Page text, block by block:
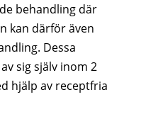
behandling där
kan därför även
Dessa
sig själv inom 2
hjälp av receptfria